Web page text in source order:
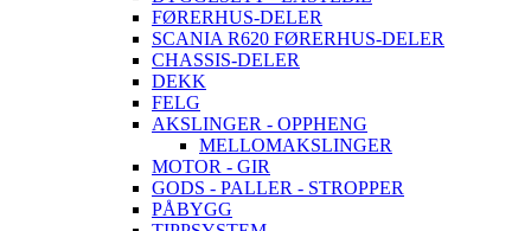
FØRERHUS-DELER
SCANIA R620 FØRERHUS-DELER
CHASSIS-DELER
DEKK
FELG
AKSLINGER - OPPHENG
MELLOMAKSLINGER
MOTOR - GIR
GODS - PALLER - STROPPER
PÅBYGG